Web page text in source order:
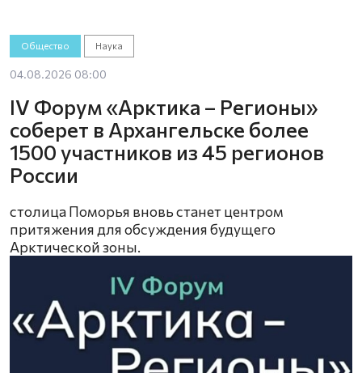
Общество Наука
04.08.2026 08:00
IV Форум «Арктика – Регионы»
соберет в Архангельске более
1500 участников из 45 регионов
России
столица Поморья вновь станет центром
притяжения для обсуждения будущего
Арктической зоны.